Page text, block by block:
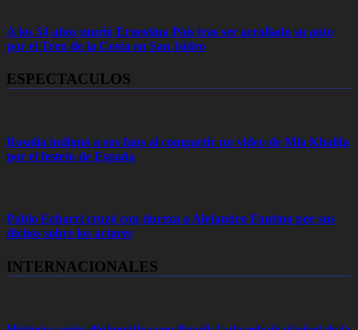
A los 54 años murió Ernestina Pais tras ser arrollado su auto
por el Tren de la Costa en San Isidro
ESPECTACULOS
Rosalía indignó a sus fans al compartir un video de Mia Khalifa
por el festejo de España
Pablo Echarri cruzó con dureza a Alejandro Fantino por sus
dichos sobre los actores
INTERNACIONALES